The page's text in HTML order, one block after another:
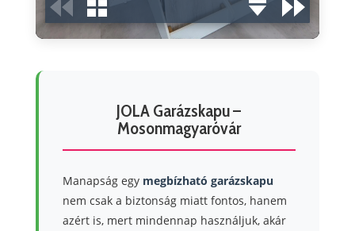
JOLA Garázskapu –
Mosonmagyaróvár
Manapság egy megbízható garázskapu
nem csak a biztonság miatt fontos, hanem
azért is, mert mindennap használjuk, akár